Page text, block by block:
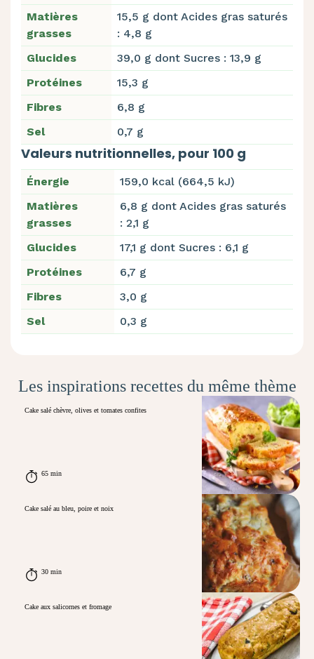
Matières
grasses
15,5 g dont Acides gras saturés
: 4,8 g
Glucides
39,0 g dont Sucres : 13,9 g
Protéines
15,3 g
Fibres
6,8 g
Sel
0,7 g
Valeurs nutritionnelles, pour 100 g
Énergie
159,0 kcal (664,5 kJ)
Matières
grasses
6,8 g dont Acides gras saturés
: 2,1 g
Glucides
17,1 g dont Sucres : 6,1 g
Protéines
6,7 g
Fibres
3,0 g
Sel
0,3 g
Les inspirations recettes du même thème
Cake salé chèvre, olives et tomates confites
65 min
Cake salé au bleu, poire et noix
30 min
Cake aux salicornes et fromage